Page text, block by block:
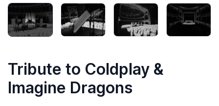
Tribute to Coldplay &
Imagine Dragons